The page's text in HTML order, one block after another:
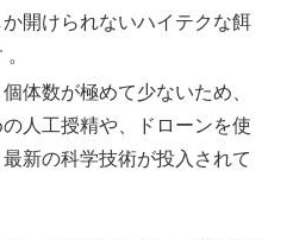
開けられないハイテクな餌
体数が極めて少ないため、
人工授精や、ドローンを使
新の科学技術が投入されて